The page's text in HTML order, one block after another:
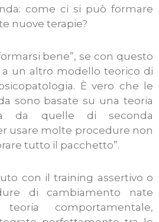
come ci si può formare
nuove terapie?
bene”, se con questo
un altro modello teorico di
È vero che le
sono basate su una teoria
da quelle di seconda
usare molte procedure non
tutto il pacchetto”.
con il training assertivo o
di cambiamento nate
comportamentale,